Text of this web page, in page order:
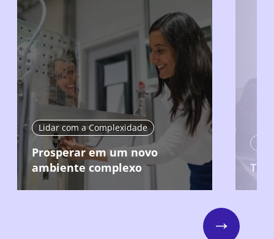
Lidar com a Complexidade
Prosperar em um novo
ambiente complexo
Next